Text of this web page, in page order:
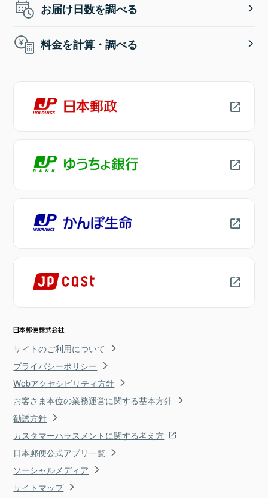
お届け日数を調べる
料金を計算・調べる
サイトのご利用について
プライバシーポリシー
Webアクセシビリティ方針
お客さま本位の業務運営に関する基本方針
勧誘方針
カスタマーハラスメントに関する考え方
日本郵便公式アプリ一覧
ソーシャルメディア
サイトマップ